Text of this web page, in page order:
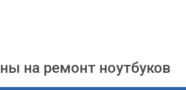
широкий спектр услуг по замене динамиков
на ремонт ноутбуков